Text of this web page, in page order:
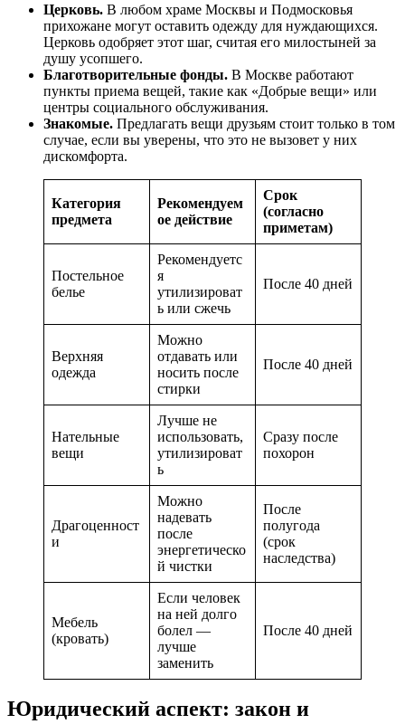
Церковь. В любом храме Москвы и Подмосковья
прихожане могут оставить одежду для нуждающихся.
Церковь одобряет этот шаг, считая его милостыней за
душу усопшего.
Благотворительные фонды. В Москве работают
пункты приема вещей, такие как «Добрые вещи» или
центры социального обслуживания.
Знакомые. Предлагать вещи друзьям стоит только в том
случае, если вы уверены, что это не вызовет у них
дискомфорта.
Категория
предмета
Рекомендуем
ое действие
Срок
(согласно
приметам)
Постельное
белье
Рекомендуетс
я
утилизироват
ь или сжечь
После 40 дней
Верхняя
одежда
Можно
отдавать или
носить после
стирки
После 40 дней
Нательные
вещи
Лучше не
использовать,
утилизироват
ь
Сразу после
похорон
Драгоценност
и
Можно
надевать
после
энергетическо
й чистки
После
полугода
(срок
наследства)
Мебель
(кровать)
Если человек
на ней долго
болел —
лучше
заменить
После 40 дней
Юридический аспект: закон и